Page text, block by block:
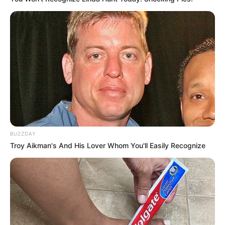
BUZZDAY
Troy Aikman's And His Lover Whom You'll Easily Recognize